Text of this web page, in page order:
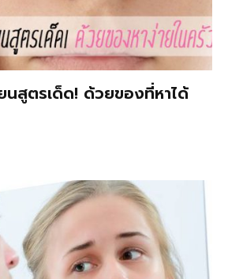
นสูตรเด็ด! ด้วยของที่หาได้